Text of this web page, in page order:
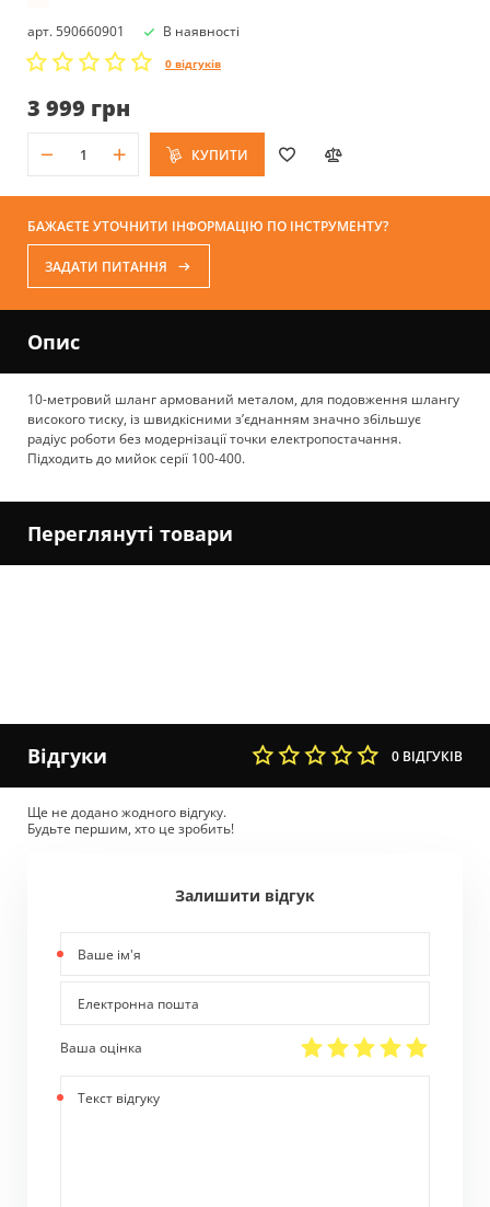
арт. 590660901 В наявності
0 відгуків
3 999 грн
КУПИТИ
БАЖАЄТЕ УТОЧНИТИ ІНФОРМАЦІЮ ПО ІНСТРУМЕНТУ?
ЗАДАТИ ПИТАННЯ
Опис
10-метровий шланг армований металом, для подовження шлангу
високого тиску, із швидкісними з’єднанням значно збільшує
радіус роботи без модернізації точки електропостачання.
Підходить до мийок серії 100-400.
Переглянуті товари
Відгуки 0 ВІДГУКІВ
Ще не додано жодного відгуку.
Будьте першим, хто це зробить!
Залишити відгук
ім'я
пошта
Ваша оцінка
відгуку